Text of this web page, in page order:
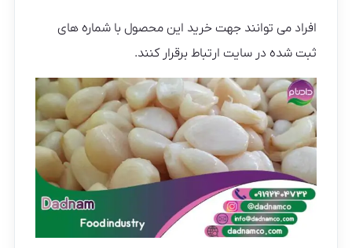
افراد می توانند جهت خرید این محصول با شماره های
ثبت شده در سایت ارتباط برقرار کنند.